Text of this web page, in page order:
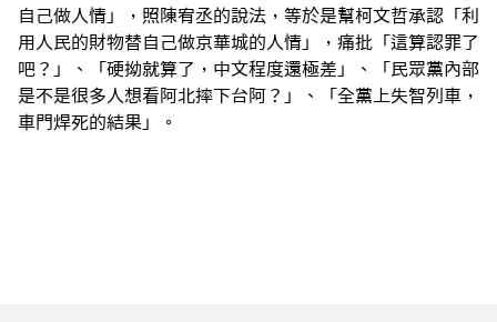
自己做人情」，照陳宥丞的說法，等於是幫柯文哲承認「利
用人民的財物替自己做京華城的人情」，痛批「這算認罪了
吧？」、「硬拗就算了，中文程度還極差」、「民眾黨內部
是不是很多人想看阿北摔下台阿？」、「全黨上失智列車，
車門焊死的結果」。